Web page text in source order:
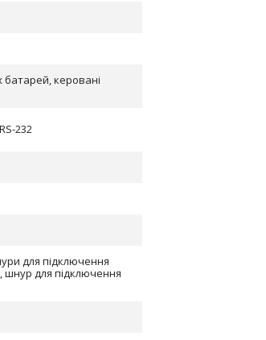
батарей, керовані
232
для підключення
шнур для підключення